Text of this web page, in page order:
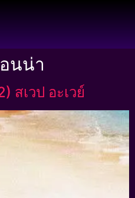
นน่า
สเวป อะเวย์